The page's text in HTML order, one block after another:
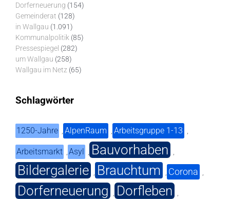
Dorferneuerung (154)
Gemeinderat (128)
in Wallgau (1.091)
Kommunalpolitik (85)
Pressespiegel (282)
um Wallgau (258)
Wallgau im Netz (65)
Schlagwörter
1250-Jahre , AlpenRaum , Arbeitsgruppe 1-13 ,
Arbeitsmarkt ,Asyl , Bauvorhaben ,
Bildergalerie , Brauchtum , Corona ,
Dorferneuerung , Dorfleben ,